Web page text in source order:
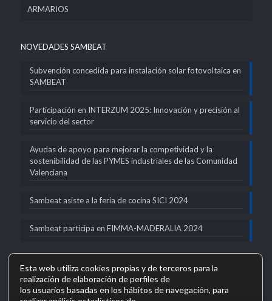
ARMARIOS
NOVEDADES SAMBEAT
Subvención concedida para instalación solar fotovoltaica en
SAMBEAT
Participación en INTERZUM 2025: Innovación y precisión al
servicio del sector
Ayudas de apoyo para mejorar la competividad y la
sostenibilidad de las PYMES industriales de las Comunidad
Valenciana
Sambeat asiste a la feria de cocina SICI 2024
Sambeat participa en FIMMA-MADERALIA 2024
Esta web utiliza cookies propias y de terceros para la
realización de elaboración de perfiles de
los usuarios basadas en los hábitos de navegación, para